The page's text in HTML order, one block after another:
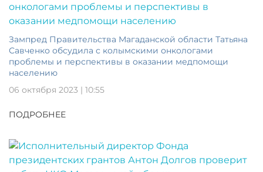
Зампред Правительства Магаданской области Татьяна
Савченко обсудила с колымскими онкологами
проблемы и перспективы в оказании медпомощи
населению
06 октября 2023 | 10:55
ПОДРОБНЕЕ